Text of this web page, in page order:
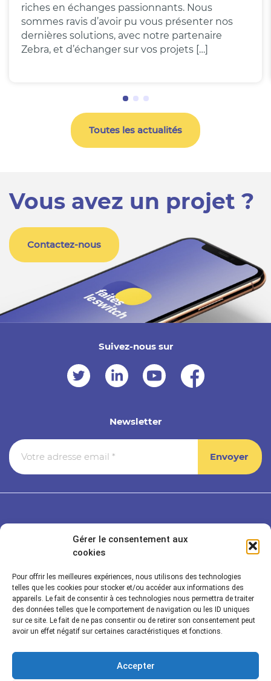
Gérer le consentement aux
cookies
Pour offrir les meilleures expériences, nous utilisons des technologies
telles que les cookies pour stocker et/ou accéder aux informations des
appareils. Le fait de consentir à ces technologies nous permettra de traiter
des données telles que le comportement de navigation ou les ID uniques
sur ce site. Le fait de ne pas consentir ou de retirer son consentement peut
avoir un effet négatif sur certaines caractéristiques et fonctions.
Accepter
riches en échanges passionnants. Nous
sommes ravis d’avoir pu vous présenter nos
dernières solutions, avec notre partenaire
Zebra, et d’échanger sur vos projets […]
Toutes les actualités
Vous avez un projet ?
Contactez-nous
Suivez-nous sur
Newsletter
Rayonnance Technologies